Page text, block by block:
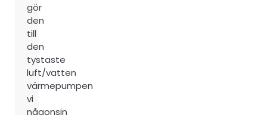
gör
den
till
den
tystaste
luft/vatten
värmepumpen
vi
någonsin